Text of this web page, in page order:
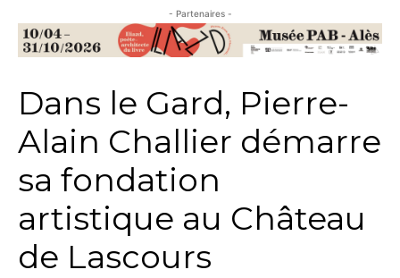
- Partenaires -
Dans le Gard, Pierre-
Alain Challier démarre
sa fondation
artistique au Château
de Lascours